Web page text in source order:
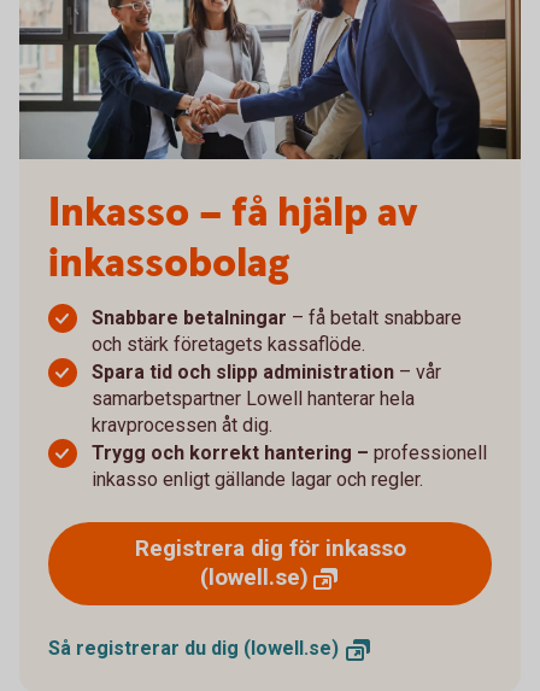
Inkasso – få hjälp av
inkassobolag
Snabbare betalningar – få betalt snabbare
och stärk företagets kassaflöde.
Spara tid och slipp administration – vår
samarbetspartner Lowell hanterar hela
kravprocessen åt dig.
Trygg och korrekt hantering – professionell
inkasso enligt gällande lagar och regler.
Registrera dig för inkasso
(lowell.se)
Så registrerar du dig (lowell.se)